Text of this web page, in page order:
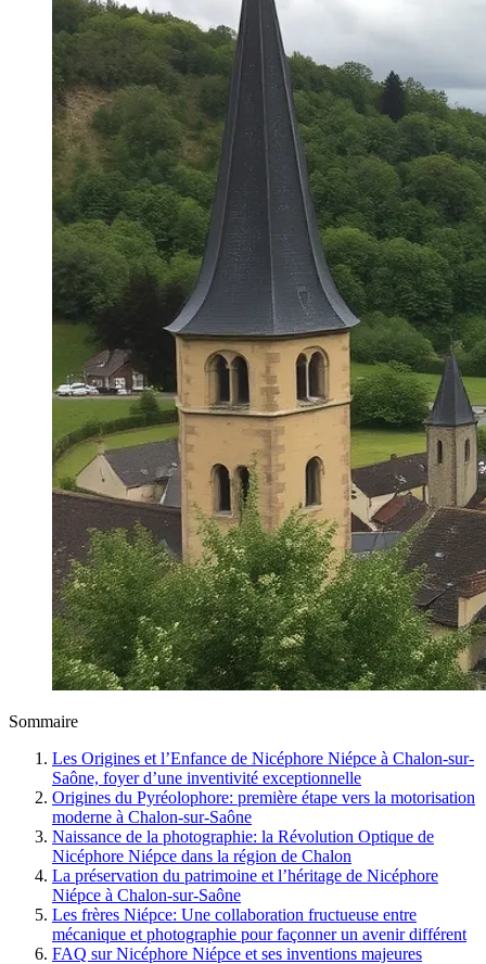
Sommaire
Les Origines et l’Enfance de Nicéphore Niépce à Chalon-sur-
Saône, foyer d’une inventivité exceptionnelle
Origines du Pyréolophore: première étape vers la motorisation
moderne à Chalon-sur-Saône
Naissance de la photographie: la Révolution Optique de
Nicéphore Niépce dans la région de Chalon
La préservation du patrimoine et l’héritage de Nicéphore
Niépce à Chalon-sur-Saône
Les frères Niépce: Une collaboration fructueuse entre
mécanique et photographie pour façonner un avenir différent
FAQ sur Nicéphore Niépce et ses inventions majeures